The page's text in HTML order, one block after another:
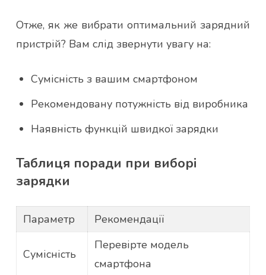
Отже, як же вибрати оптимальний зарядний
пристрій? Вам слід звернути увагу на:
Сумісність з вашим смартфоном
Рекомендовану потужність від виробника
Наявність функцій швидкої зарядки
Таблиця поради при виборі
зарядки
Параметр Рекомендації
Сумісність
Перевірте модель
смартфона